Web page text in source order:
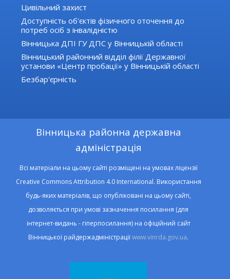
Цивільний захист
Доступність об'єктів фізичного оточення до
потреб осіб з інвалідністю
Вінницька ДПІ ГУ ДПС у Вінницькій області
Вінницький районний відділ філії Державної
установи «Центр пробації» у Вінницькій області
Безбар'єрність
Вінницька районна державна
адміністрація
Всі матеріали на цьому сайті розміщені на умовах ліцензії
Creative Commons Attribution 4.0 International. Використання
будь-яких матеріалів, що опубліковані на цьому сайті,
дозволяється при умові зазначення посилання (для
інтернет-видань - гіперпосилання) на офіційний сайт
Вінницької райдержадміністраціїwww.vinrda.gov.ua.